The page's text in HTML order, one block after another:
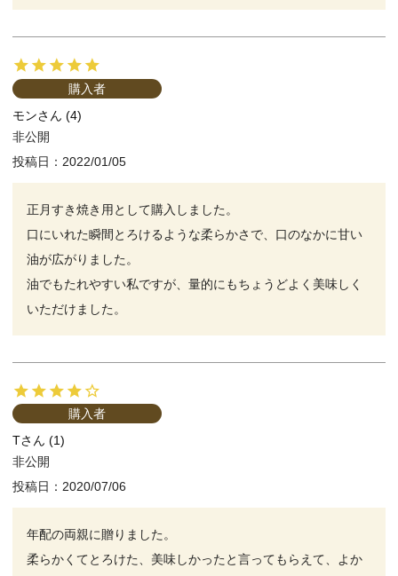
モン 4
購入者
非公開
投稿日
2022/01/05
正月すき焼き用として購入しました。
口にいれた瞬間とろけるような柔らかさで、口のなかに甘い
油が広がりました。
油でもたれやすい私ですが、量的にもちょうどよく美味しく
いただけました。
T 1
購入者
非公開
投稿日
2020/07/06
年配の両親に贈りました。
柔らかくてとろけた、美味しかったと言ってもらえて、よか